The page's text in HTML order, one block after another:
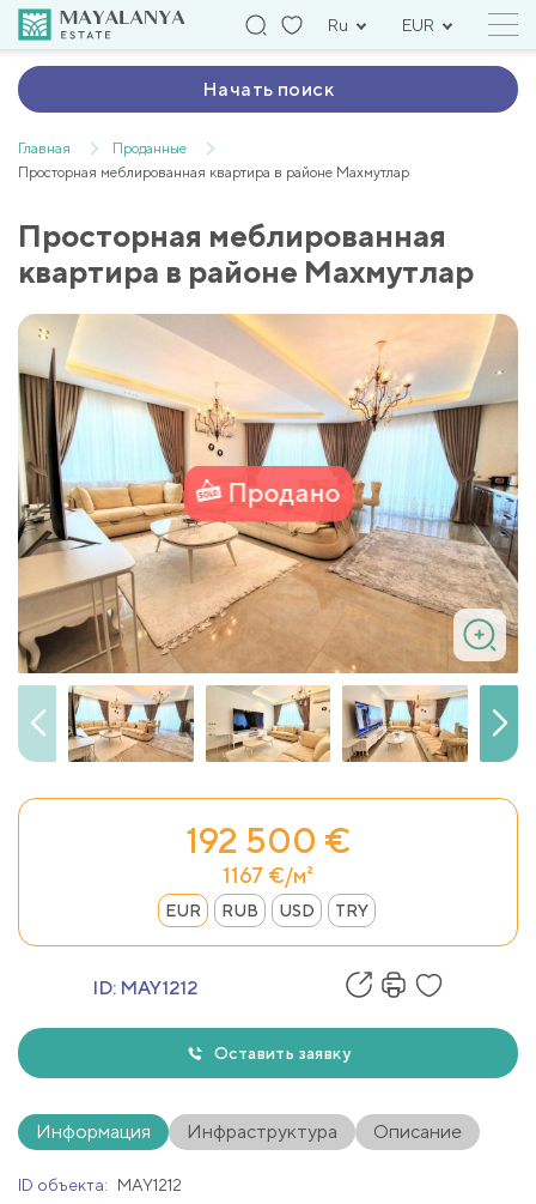
Ru EUR
Начать поиск
Главная
Проданные
Просторная меблированная квартира в районе Махмутлар
Просторная меблированная
квартира в районе Махмутлар
Продано
192 500 €
1167 €/м²
EUR RUB USD TRY
ID: MAY1212
Оставить заявку
Информация Инфраструктура Описание
ID объекта:
MAY1212